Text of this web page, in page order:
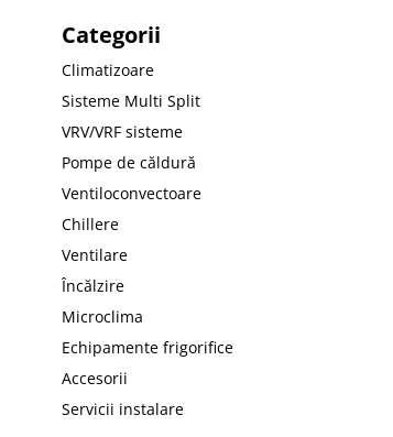
Categorii
Climatizoare
Sisteme Multi Split
VRV/VRF sisteme
Pompe de căldură
Ventiloconvectoare
Chillere
Ventilare
Încălzire
Microclima
Echipamente frigorifice
Accesorii
Servicii instalare